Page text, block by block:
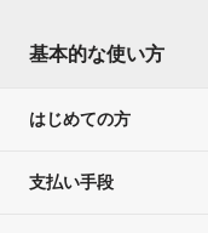
基本的な使い方
はじめての方
支払い手段